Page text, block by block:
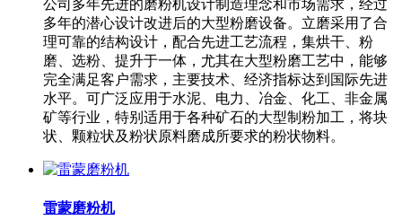
公司多年先进的磨粉机设计制造理念和市场需求，经过
多年的潜心设计改进后的大型粉磨设备。立磨采用了合
理可靠的结构设计，配合先进工艺流程，集烘干、粉
磨、选粉、提升于一体，尤其在大型粉磨工艺中，能够
完全满足客户需求，主要技术、经济指标达到国际先进
水平。可广泛应用于水泥、电力、冶金、化工、非金属
矿等行业，特别适用于各种矿石的大型制粉加工，将块
状、颗粒状及粉状原料磨成所要求的粉状物料。
雷蒙磨粉机